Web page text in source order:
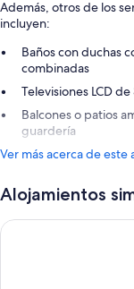
Además, otros de los
incluyen:
Baños con duchas
combinadas
Televisiones LCD
Balcones o patios
guardería
Ver más acerca de este
Alojamientos
Barceló Maya Caribe